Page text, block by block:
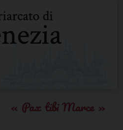
Pax tibi Marce